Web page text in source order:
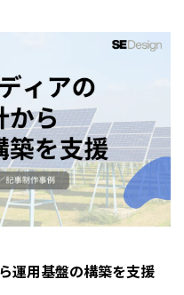
運用基盤の構築を支援